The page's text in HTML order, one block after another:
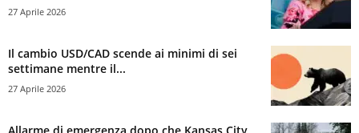
27 Aprile 2026
Il cambio USD/CAD scende ai minimi di sei
settimane mentre il...
27 Aprile 2026
Allarme di emergenza dopo che Kansas City